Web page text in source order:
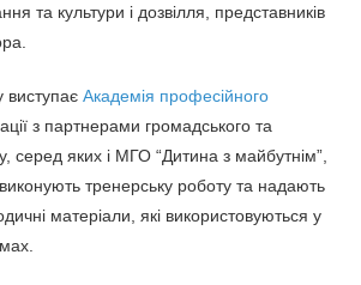
та культури і дозвілля, представників
виступаєАкадемія професійного
з партнерами громадського та
серед яких і МГО “Дитина з майбутнім”,
тренерську роботу та надають
матеріали, які використовуються у